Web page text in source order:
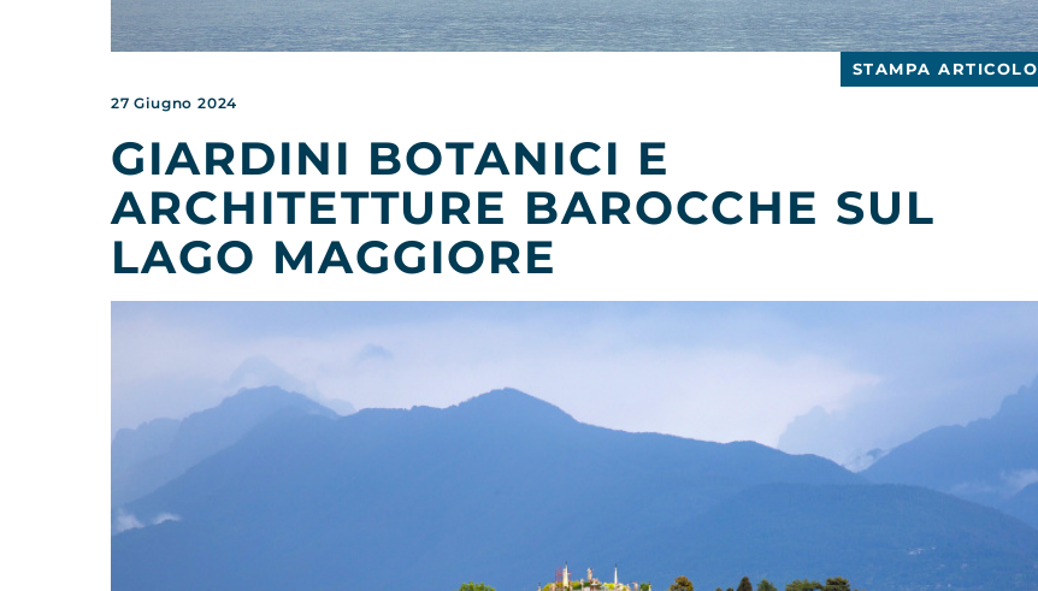
STAMPA ARTICOLO
27 Giugno 2024
GIARDINI BOTANICI E
ARCHITETTURE BAROCCHE SUL
LAGO MAGGIORE